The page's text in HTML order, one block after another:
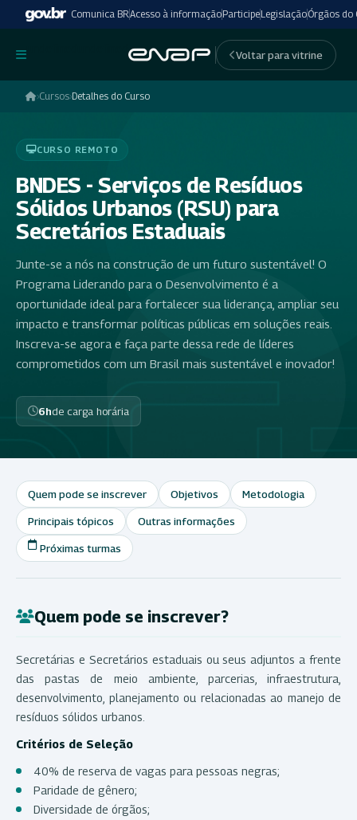
Comunica BRAcesso à informaçãoParticipeLegislaçãoÓrgãos do
Voltar para vitrine
›Cursos›Detalhes do Curso
CURSO REMOTO
BNDES - Serviços de Resíduos
Sólidos Urbanos (RSU) para
Secretários Estaduais
Junte-se a nós na construção de um futuro sustentável! O
Programa Liderando para o Desenvolvimento é a
oportunidade ideal para fortalecer sua liderança, ampliar seu
impacto e transformar políticas públicas em soluções reais.
Inscreva-se agora e faça parte dessa rede de líderes
comprometidos com um Brasil mais sustentável e inovador!
6hde carga horária
Quem pode se inscrever Objetivos Metodologia
Principais tópicos Outras informações
Próximas turmas
Quem pode se inscrever?
Secretárias e Secretários estaduais ou seus adjuntos a frente
das pastas de meio ambiente, parcerias, infraestrutura,
desenvolvimento, planejamento ou relacionadas ao manejo de
resíduos sólidos urbanos.
Critérios de Seleção
40% de reserva de vagas para pessoas negras;
Paridade de gênero;
Diversidade de órgãos;